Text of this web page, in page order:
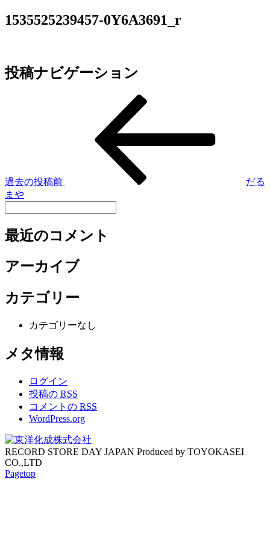
1535525239457-0Y6A3691_r
投稿ナビゲーション
過去の投稿前
だる
まや
最近のコメント
アーカイブ
カテゴリー
カテゴリーなし
メタ情報
ログイン
投稿の RSS
コメントの RSS
WordPress.org
RECORD STORE DAY JAPAN Produced by TOYOKASEI
CO.,LTD
Pagetop